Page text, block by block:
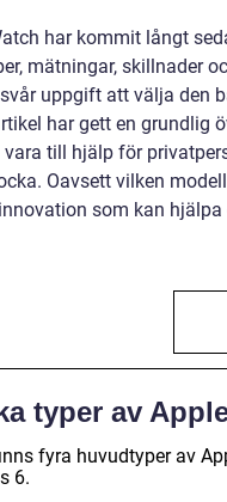
har kommit långt
mätningar, skillnader
uppgift att välja den
har gett en grundlig
vara till hjälp för
Oavsett vilken
som kan
typer av
fyra huvudtyper av
6.